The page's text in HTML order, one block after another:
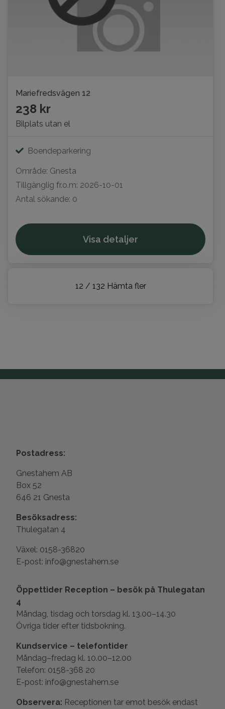
Mariefredsvägen 12
238 kr
Bilplats utan el
Boendeparkering
Område: Gnesta
Tillgänglig fr.o.m: 2026-10-01
Antal sökande: 0
Visa detaljer
12 / 132 Hämta fler
Postadress:
Gnestahem AB
Box 52
646 21 Gnesta
Besöksadress:
Thulegatan 4
Växel: 0158-36820
E-post: info@gnestahem.se
Öppettider Reception – besök på Thulegatan
4
Måndag, tisdag och torsdag kl. 13.00–14.30
Övriga tider efter tidsbokning.
Kundservice – telefontider
Måndag–fredag kl. 10.00–12.00
Telefon: 0158-368 20
E-post: info@gnestahem.se
Observera: Receptionen tar emot besök endast